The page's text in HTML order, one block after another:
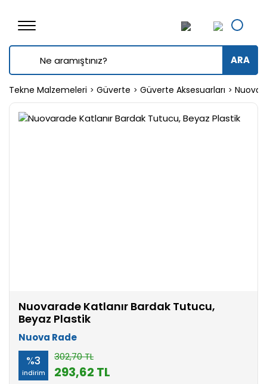
ARA
Tekne Malzemeleri Güverte Güverte Aksesuarları
Nuovarade Katlanır Bardak Tutucu,
Beyaz Plastik
Nuova Rade
%3
indirim
302,70 TL
293,62 TL